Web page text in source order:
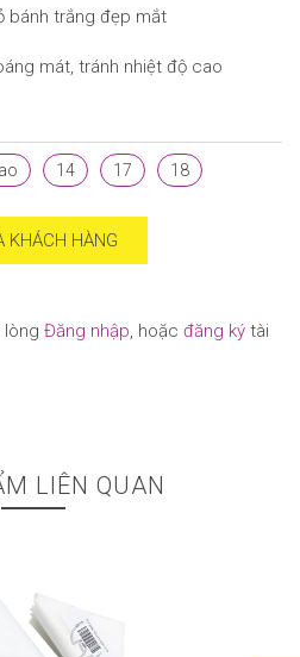
bánh trắng đẹp mắt
mát, tránh nhiệt độ cao
14 17 18
KHÁCH HÀNG
lòng Đăng nhập, hoặc đăng ký tài
LIÊN QUAN